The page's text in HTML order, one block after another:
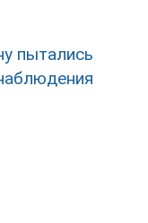
пытались